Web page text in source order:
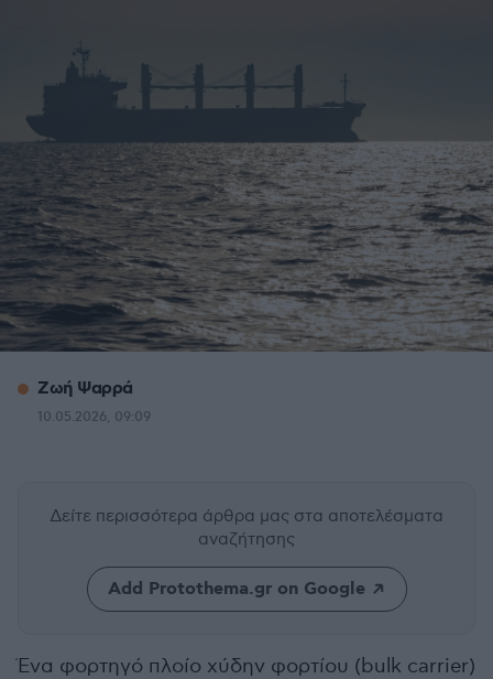
Ζωή Ψαρρά
10.05.2026, 09:09
Δείτε περισσότερα άρθρα μας στα αποτελέσματα
αναζήτησης
Add Protothema.gr on Google
Ένα φορτηγό πλοίο χύδην φορτίου (bulk carrier)